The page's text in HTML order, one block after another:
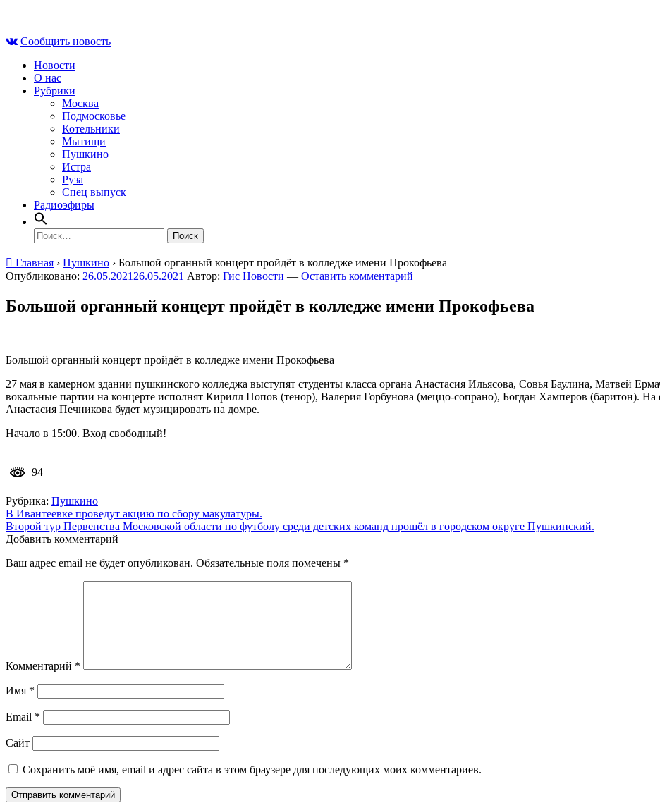
contentСообщить новость
Новости
О нас
Рубрики
Москва
Подмосковье
Котельники
Мытищи
Пушкино
Истра
Руза
Спец выпуск
Радиоэфиры
Найти:
Главная › Пушкино › Большой органный концерт пройдёт в колледже имени Прокофьева
Опубликовано: 26.05.2021 26.05.2021 Автор: Гис Новости — Оставить комментарий
Большой органный концерт пройдёт в колледже имени Прокофьева
Большой органный концерт пройдёт в колледже имени Прокофьева
27 мая в камерном здании пушкинского колледжа выступят студенты класса органа Анастасия Ильясова, Совья Баулина, Матвей
вокальные партии на концерте исполнят Кирилл Попов (тенор), Валерия Горбунова (меццо-сопрано), Богдан Хамперов (баритон).
Анастасия Печникова будет музицировать на домре.
Начало в 15:00. Вход свободный!
94
Рубрика: Пушкино
Навигация
по
В Ивантеевке проведут акцию по сбору макулатуры.
Второй тур Первенства Московской области по футболу среди детских команд прошёл в городском округе Пушкинский.
Добавить комментарий
Ваш адрес email не будет опубликован. Обязательные поля помечены *
Комментарий *
Имя *
Email *
Сайт
Сохранить моё имя, email и адрес сайта в этом браузере для последующих моих комментариев.